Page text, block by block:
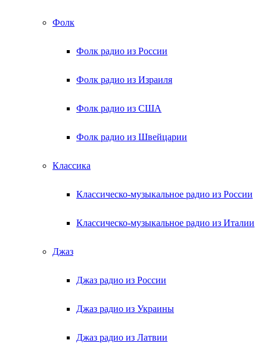
Фолк
Фолк радио из России
Фолк радио из Израиля
Фолк радио из США
Фолк радио из Швейцарии
Классика
Классическо-музыкальное радио из России
Классическо-музыкальное радио из Италии
Джаз
Джаз радио из России
Джаз радио из Украины
Джаз радио из Латвии